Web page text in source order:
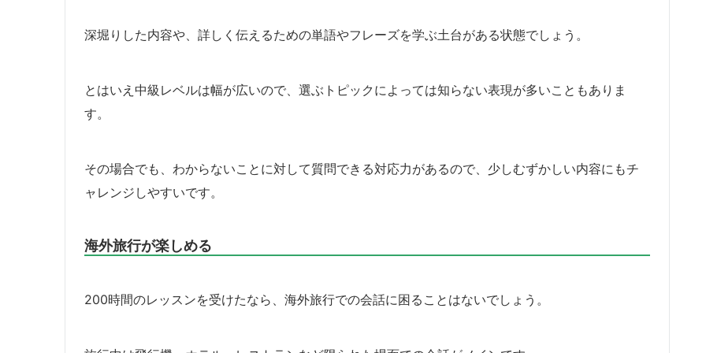
深堀りした内容や、詳しく伝えるための単語やフレーズを学ぶ土台がある状態でしょう。
とはいえ中級レベルは幅が広いので、選ぶトピックによっては知らない表現が多いこともありま
す。
その場合でも、わからないことに対して質問できる対応力があるので、少しむずかしい内容にもチ
ャレンジしやすいです。
海外旅行が楽しめる
200時間のレッスンを受けたなら、海外旅行での会話に困ることはないでしょう。